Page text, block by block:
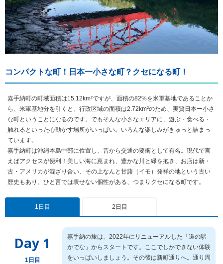
コンパクトな町！日本一小さな町？クセになる町！
嘉手納町の町域面積は15.12km²ですが、面積の82%を米軍基地であることか
ら、米軍基地分を引くと、行政区域の面積は2.72km²のため、実質日本ー小さ
な町ということになるのです。でもそんな小さなエリアに、遊ぶ・食べる・
触れるといった心動かす場所がいっぱい。いろんな楽しみがきゅっと詰まっ
ています。
嘉手納町は沖縄本島中部に位置し、昔から交通の要衝として有名。現代で言
えばアクセスが便利！美しい海に恵まれ、豊かな川と緑を抱き、お店は新・
古・アメリカが混ざり合い、その上なんと甘藷（イモ）発祥の地という古い
歴史もあり。ひと言では表せない個性がある、つまりクセになる町です。
1日目 2日目
Day 1
1日目
嘉手納の旅は、2022年にリニューアルした「道の駅
かでな」からスタートです。ここでしかできない体験
をいっぱいしましょう。その後は新町通りへ。通り周